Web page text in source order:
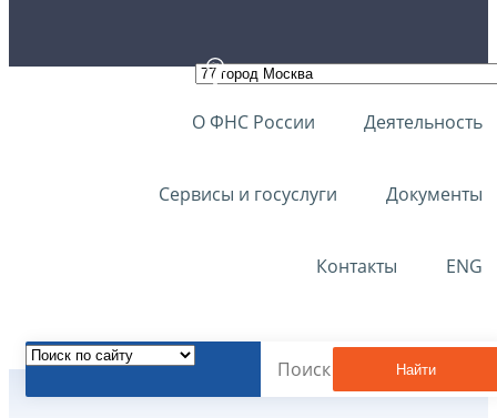
О ФНС России Деятельность
Сервисы и госуслуги Документы
Контакты ENG
Найти